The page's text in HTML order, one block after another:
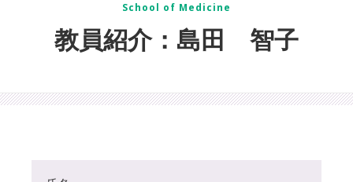
School of Medicine
教員紹介：島田 智子